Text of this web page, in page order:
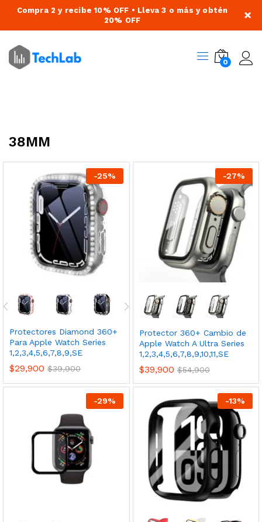
Compra 2 y recibe 10% OFF • Lleva 3 o más y obtén
20% OFF
×
0
38MM
-25%
Protectores Diamond 360+
Para Apple Watch Series
1,2,3,4,5,6,7,8,9,SE
$29,900 $39,900
-27%
Protector 360+ Cambio de
Apple Watch A Ultra Series
1,2,3,4,5,6,7,8,9,10,11,SE
$39,900 $54,900
-29% -13%